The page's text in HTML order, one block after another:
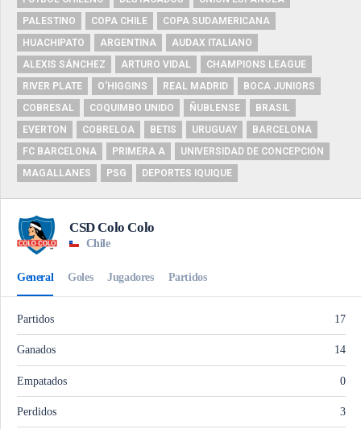
PALESTINO
COPA CHILE
COPA SUDAMERICANA
HUACHIPATO
ARGENTINA
AUDAX ITALIANO
ALEXIS SÁNCHEZ
ARTURO VIDAL
CHAMPIONS LEAGUE
RIVER PLATE
O'HIGGINS REAL MADRID
BOCA JUNIORS
COBRESAL
COQUIMBO UNIDO ÑUBLENSE
BRASIL
EVERTON
COBRELOA BETIS URUGUAY
BARCELONA
FC BARCELONA
PRIMERA A
UNIVERSIDAD DE CONCEPCIÓN
MAGALLANES
PSG DEPORTES IQUIQUE